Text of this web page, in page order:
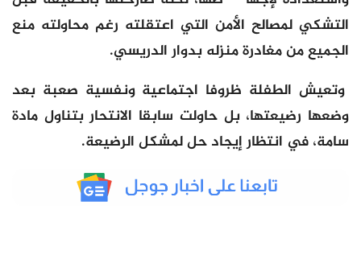
التشكي لمصالح الأمن التي اعتقلته رغم محاولته منع
الجميع من مغادرة منزله بدوار الدريسي.
وتعيش الطفلة ظروفا اجتماعية ونفسية صعبة بعد
وضعها رضيعتها، بل حاولت سابقا الانتحار بتناول مادة
سامة، في انتظار إيجاد حل لمشكل الرضيعة.